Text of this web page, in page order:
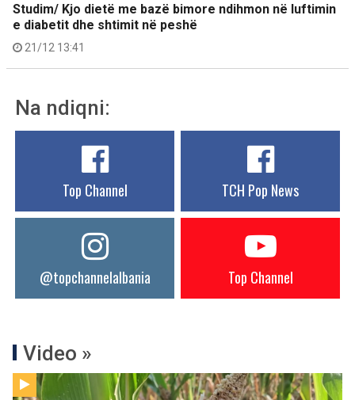
Studim/ Kjo dietë me bazë bimore ndihmon në luftimin
e diabetit dhe shtimit në peshë
21/12 13:41
Na ndiqni:
Top Channel TCH Pop News
@topchannelalbania Top Channel
Video »